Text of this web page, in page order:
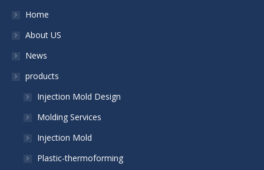
Home
About US
News
products
Injection Mold Design
Molding Services
Injection Mold
Plastic-thermoforming